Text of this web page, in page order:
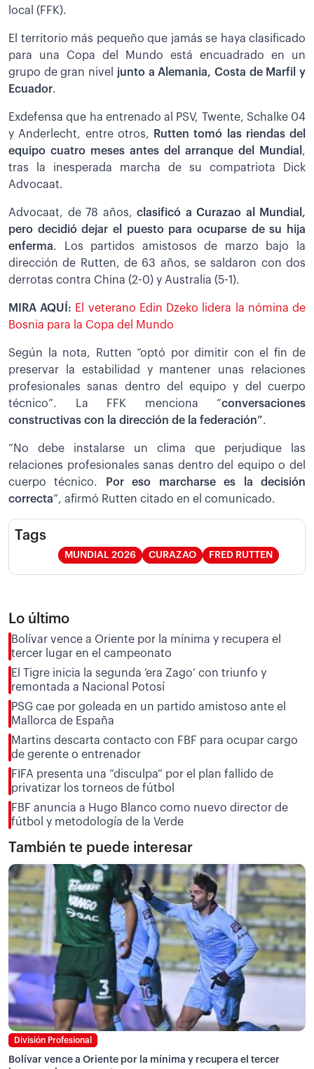
local (FFK).
El territorio más pequeño que jamás se haya clasificado
para una Copa del Mundo está encuadrado en un
grupo de gran nivel junto a Alemania, Costa de Marfil y
Ecuador.
Exdefensa que ha entrenado al PSV, Twente, Schalke 04
y Anderlecht, entre otros,
Rutten tomó las riendas del
equipo cuatro meses antes del arranque del Mundial ,
tras la inesperada marcha de su compatriota Dick
Advocaat.
Advocaat, de 78 años, clasificó a Curazao al Mundial,
pero decidió dejar el puesto para ocuparse de su hija
enferma. Los partidos amistosos de marzo bajo la
dirección de Rutten, de 63 años, se saldaron con dos
derrotas contra China (2-0) y Australia (5-1).
MIRA AQUÍ: El veterano Edin Dzeko lidera la nómina de
Bosnia para la Copa del Mundo
Según la nota, Rutten “optó por dimitir con el fin de
preservar la estabilidad y mantener unas relaciones
profesionales sanas dentro del equipo y del cuerpo
técnico”. La FFK menciona “conversaciones
constructivas con la dirección de la federación”.
“No debe instalarse un clima que perjudique las
relaciones profesionales sanas dentro del equipo o del
cuerpo técnico.
Por eso marcharse es la decisión
correcta”, afirmó Rutten citado en el comunicado.
Tags
MUNDIAL 2026 CURAZAO FRED RUTTEN
Lo último
Bolívar vence a Oriente por la mínima y recupera el
tercer lugar en el campeonato
El Tigre inicia la segunda ‘era Zago’ con triunfo y
remontada a Nacional Potosí
PSG cae por goleada en un partido amistoso ante el
Mallorca de España
Martins descarta contacto con FBF para ocupar cargo
de gerente o entrenador
FIFA presenta una “disculpa” por el plan fallido de
privatizar los torneos de fútbol
FBF anuncia a Hugo Blanco como nuevo director de
fútbol y metodología de la Verde
También te puede interesar
División Profesional
Bolívar vence a Oriente por la mínima y recupera el tercer